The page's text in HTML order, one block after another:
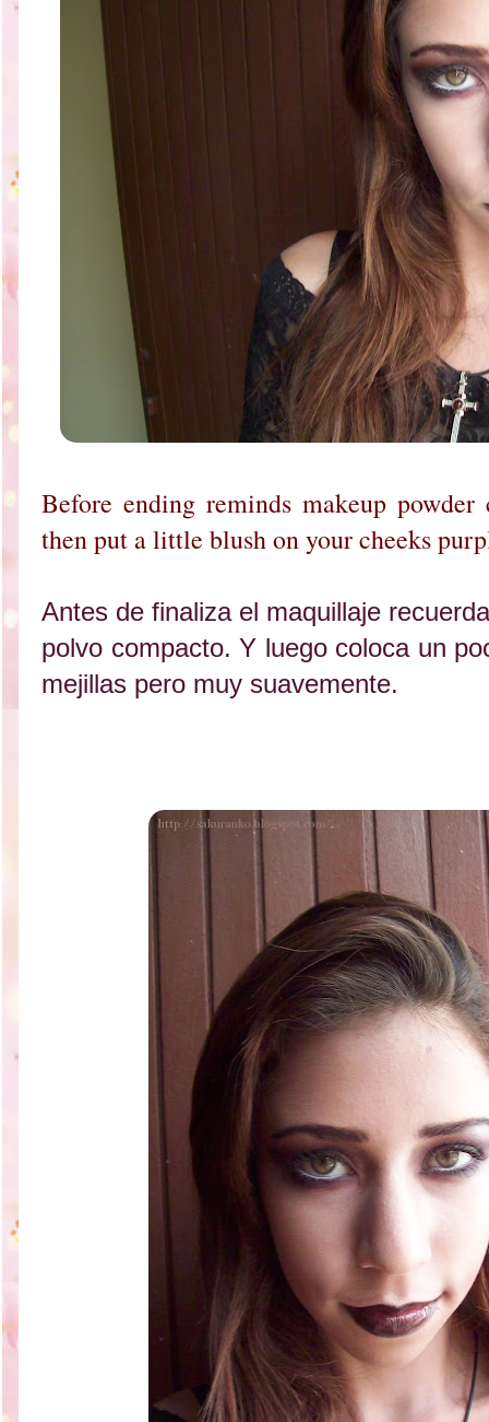
Before ending reminds makeup
then put a little blush on your cheeks
Antes de finaliza el maquillaje
polvo compacto. Y luego coloca un
mejillas pero muy suavemente.